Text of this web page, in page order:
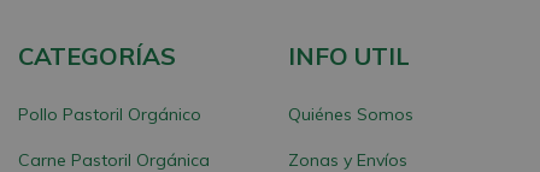
CATEGORÍAS
Pollo Pastoril Orgánico
Carne Pastoril Orgánica
INFO UTIL
Quiénes Somos
Zonas y Envíos